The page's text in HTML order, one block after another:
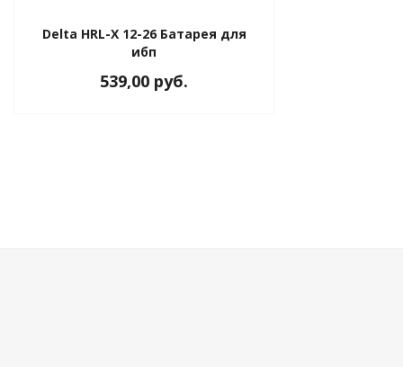
Delta HRL-X 12-26 Батарея для
ибп
539,00 руб.